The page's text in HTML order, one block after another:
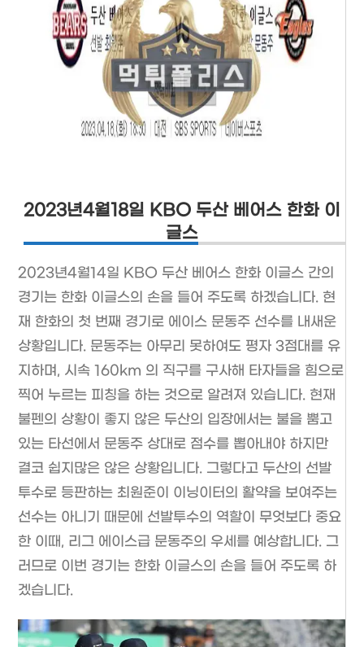
2023년4월18일 KBO 두산 베어스 한화 이
글스
2023년4월14일 KBO 두산 베어스 한화 이글스 간의
경기는 한화 이글스의 손을 들어 주도록 하겠습니다. 현
재 한화의 첫 번째 경기로 에이스 문동주 선수를 내새운
상황입니다. 문동주는 아무리 못하여도 평자 3점대를 유
지하며, 시속 160km 의 직구를 구사해 타자들을 힘으로
찍어 누르는 피칭을 하는 것으로 알려져 있습니다. 현재
불펜의 상황이 좋지 않은 두산의 입장에서는 불을 뿜고
있는 타선에서 문동주 상대로 점수를 뽑아내야 하지만
결코 쉽지많은 않은 상황입니다. 그렇다고 두산의 선발
투수로 등판하는 최원준이 이닝이터의 활약을 보여주는
선수는 아니기 때문에 선발투수의 역할이 무엇보다 중요
한 이때, 리그 에이스급 문동주의 우세를 예상합니다. 그
러므로 이번 경기는 한화 이글스의 손을 들어 주도록 하
겠습니다.